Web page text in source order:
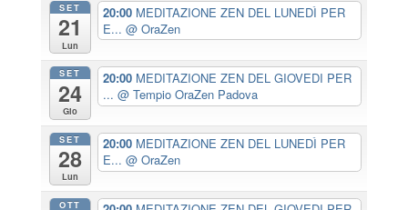
SET
21
Lun
20:00 MEDITAZIONE ZEN DEL LUNEDÌ PER
E...@ OraZen
SET
24
Gio
20:00 MEDITAZIONE ZEN DEL GIOVEDI PER
...@ Tempio OraZen Padova
SET
28
Lun
20:00 MEDITAZIONE ZEN DEL LUNEDÌ PER
E...@ OraZen
OTT